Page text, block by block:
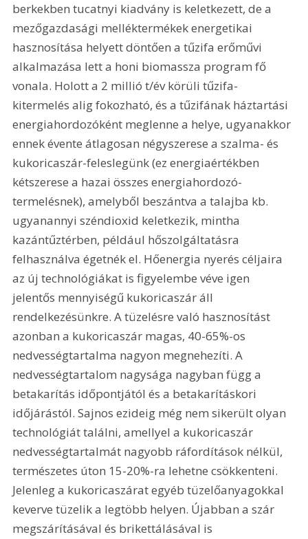
berkekben tucatnyi kiadvány is keletkezett, de a
mezőgazdasági melléktermékek energetikai
hasznosítása helyett döntően a tűzifa erőművi
alkalmazása lett a honi biomassza program fő
vonala. Holott a 2 millió t/év körüli tűzifa-
kitermelés alig fokozható, és a tűzifának háztartási
energiahordozóként meglenne a helye, ugyanakkor
ennek évente átlagosan négyszerese a szalma- és
kukoricaszár-feleslegünk (ez energiaértékben
kétszerese a hazai összes energiahordozó-
termelésnek), amelyből beszántva a talajba kb.
ugyanannyi széndioxid keletkezik, mintha
kazántűztérben, például hőszolgáltatásra
felhasználva égetnék el. Hőenergia nyerés céljaira
az új technológiákat is figyelembe véve igen
jelentős mennyiségű kukoricaszár áll
rendelkezésünkre. A tüzelésre való hasznosítást
azonban a kukoricaszár magas, 40-65%-os
nedvességtartalma nagyon megnehezíti. A
nedvességtartalom nagysága nagyban függ a
betakarítás időpontjától és a betakarításkori
időjárástól. Sajnos ezideig még nem sikerült olyan
technológiát találni, amellyel a kukoricaszár
nedvességtartalmát nagyobb ráfordítások nélkül,
természetes úton 15-20%-ra lehetne csökkenteni.
Jelenleg a kukoricaszárat egyéb tüzelőanyagokkal
keverve tüzelik a legtöbb helyen. Újabban a szár
megszárításával és brikettálásával is